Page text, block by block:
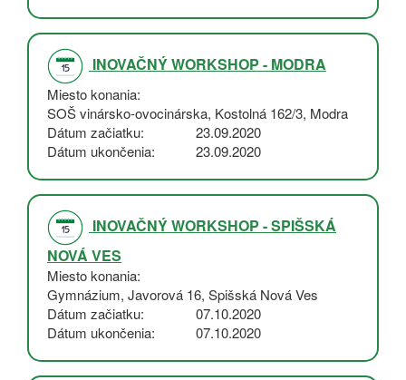
INOVAČNÝ WORKSHOP - MODRA
Miesto konania
SOŠ vinársko-ovocinárska, Kostolná 162/3, Modra
Dátum začiatku
23.09.2020
Dátum ukončenia
23.09.2020
INOVAČNÝ WORKSHOP - SPIŠSKÁ
NOVÁ VES
Miesto konania
Gymnázium, Javorová 16, Spišská Nová Ves
Dátum začiatku
07.10.2020
Dátum ukončenia
07.10.2020